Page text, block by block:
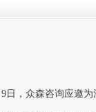
9日，众森咨询应邀